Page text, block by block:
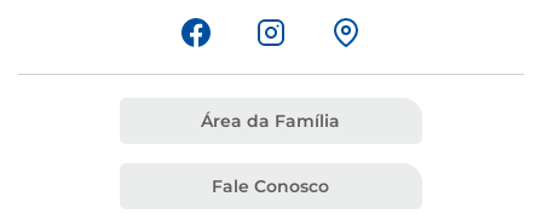
Área da Família
Fale Conosco